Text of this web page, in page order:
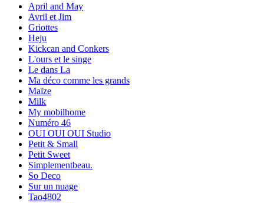
April and May
Avril et Jim
Griottes
Heju
Kickcan and Conkers
L'ours et le singe
Le dans La
Ma déco comme les grands
Maïze
Milk
My mobilhome
Numéro 46
OUI OUI OUI Studio
Petit & Small
Petit Sweet
Simplementbeau.
So Deco
Sur un nuage
Tao4802